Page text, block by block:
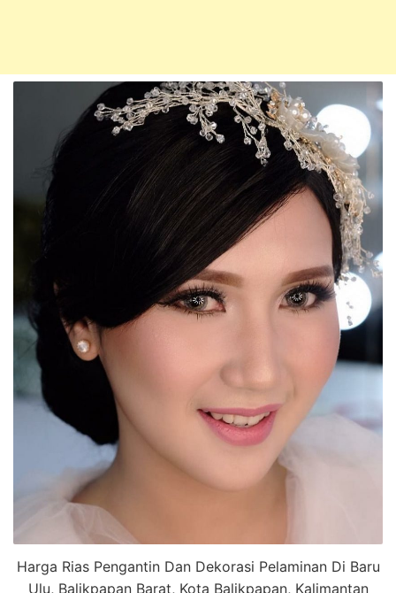
Harga Rias Pengantin Dan Dekorasi Pelaminan Di Baru
Ulu, Balikpapan Barat, Kota Balikpapan, Kalimantan